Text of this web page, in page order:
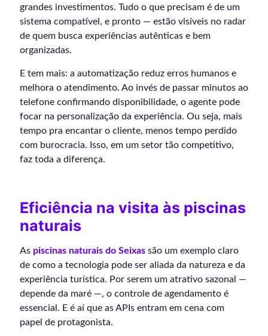
grandes investimentos. Tudo o que precisam é de um
sistema compatível, e pronto — estão visíveis no radar
de quem busca experiências autênticas e bem
organizadas.
E tem mais: a automatização reduz erros humanos e
melhora o atendimento. Ao invés de passar minutos ao
telefone confirmando disponibilidade, o agente pode
focar na personalização da experiência. Ou seja, mais
tempo pra encantar o cliente, menos tempo perdido
com burocracia. Isso, em um setor tão competitivo,
faz toda a diferença.
Eficiência na visita às piscinas
naturais
As piscinas naturais do Seixas são um exemplo claro
de como a tecnologia pode ser aliada da natureza e da
experiência turística. Por serem um atrativo sazonal —
depende da maré —, o controle de agendamento é
essencial. E é aí que as APIs entram em cena com
papel de protagonista.